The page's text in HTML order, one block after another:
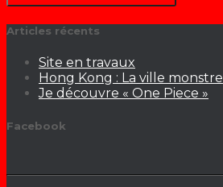
Articles récents
Site en travaux
Hong Kong : La ville monstre
Je découvre « One Piece »
Facebook